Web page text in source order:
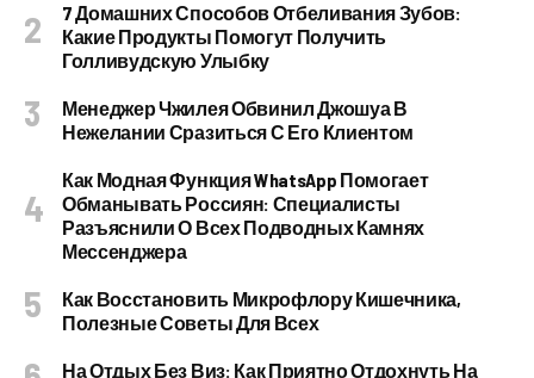
7 Домашних Способов Отбеливания Зубов:
Какие Продукты Помогут Получить
Голливудскую Улыбку
Менеджер Чжилея Обвинил Джошуа В
Нежелании Сразиться С Его Клиентом
Как Модная Функция WhatsApp Помогает
Обманывать Россиян: Специалисты
Разъяснили О Всех Подводных Камнях
Мессенджера
Как Восстановить Микрофлору Кишечника,
Полезные Советы Для Всех
На Отдых Без Виз: Как Приятно Отдохнуть На